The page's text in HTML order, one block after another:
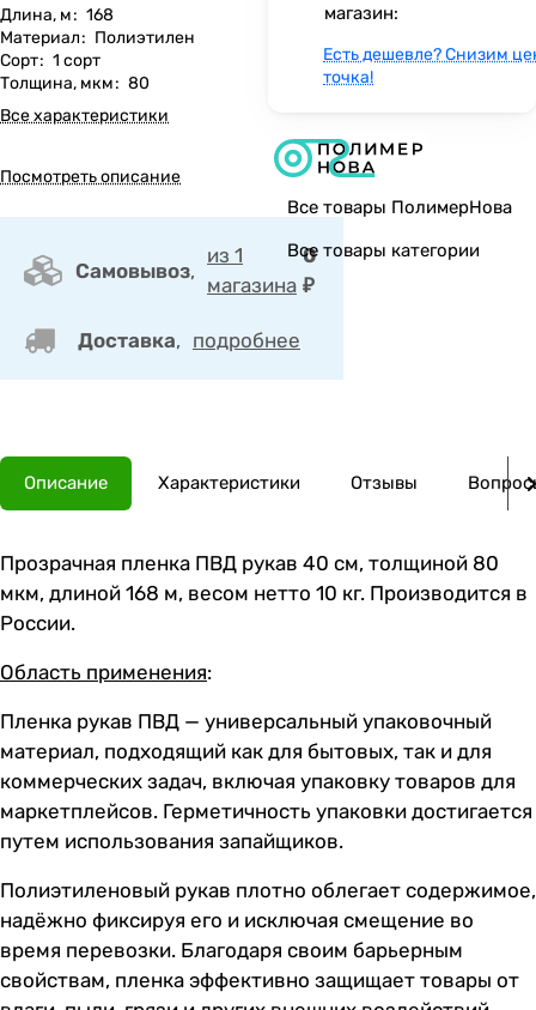
Длина, м: 168
Материал: Полиэтилен
Сорт: 1 сорт
Толщина, мкм: 80
Все характеристики
Посмотреть описание
Самовывоз,
из 1
магазина
0
₽
Доставка, подробнее
магазин:
Есть дешевле? Снизим
точка!
Все товары ПолимерНова
Все товары категории
Описание Характеристики Отзывы
Прозрачная пленка ПВД рукав 40 см, толщиной 80
мкм, длиной 168 м, весом нетто 10 кг. Производится в
России.
Область применения:
Пленка рукав ПВД — универсальный упаковочный
материал, подходящий как для бытовых, так и для
коммерческих задач, включая упаковку товаров для
маркетплейсов. Герметичность упаковки достигается
путем использования запайщиков.
Полиэтиленовый рукав плотно облегает содержимое,
надёжно фиксируя его и исключая смещение во
время перевозки. Благодаря своим барьерным
свойствам, пленка эффективно защищает товары от